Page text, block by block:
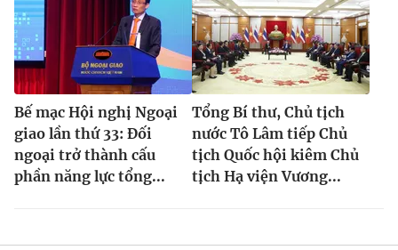
Bế mạc Hội nghị Ngoại
giao lần thứ 33: Đối
ngoại trở thành cấu
phần năng lực tổng...
Tổng Bí thư, Chủ tịch
nước Tô Lâm tiếp Chủ
tịch Quốc hội kiêm Chủ
tịch Hạ viện Vương...